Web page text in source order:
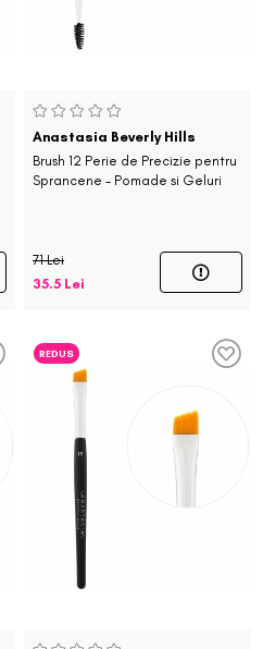
Anastasia Beverly Hills
Brush 12 Perie de Precizie pentru
Sprancene - Pomade si Geluri
71 Lei
35.5 Lei
REDUS